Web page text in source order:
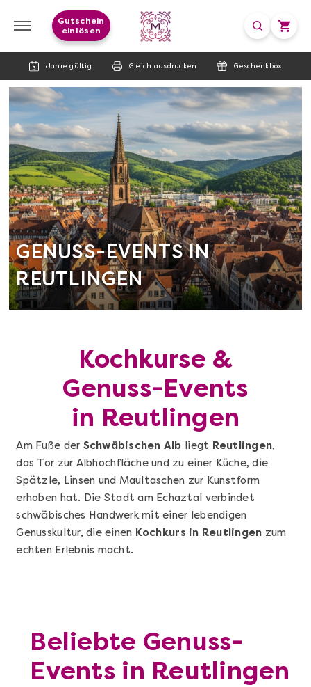
Jahre gültig Gleich ausdrucken Geschenkbox
Gutschein
einlösen
GENUSS-EVENTS IN
REUTLINGEN
Kochkurse &
Genuss-Events
in Reutlingen
Am Fuße der Schwäbischen Alb liegt Reutlingen,
das Tor zur Albhochfläche und zu einer Küche, die
Spätzle, Linsen und Maultaschen zur Kunstform
erhoben hat. Die Stadt am Echaztal verbindet
schwäbisches Handwerk mit einer lebendigen
Genusskultur, die einen Kochkurs in Reutlingen zum
echten Erlebnis macht.
Beliebte Genuss-
Events in Reutlingen